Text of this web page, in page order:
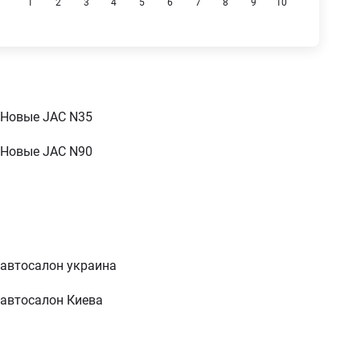
Новые JAC N35
Новые JAC N90
автосалон украина
автосалон Киева